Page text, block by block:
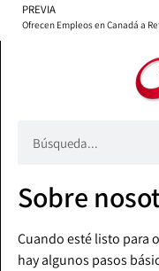
PREVIA
Sobre
Cuando esté listo para
hay algunos pasos